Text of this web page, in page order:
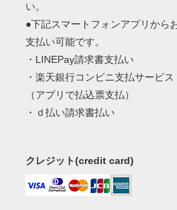
い。
●下記スマートフォンアプリから
支払い可能です。
・LINEPay請求書支払い
・楽天銀行コンビニ支払サービス
（アプリで払込票支払）
・ｄ払い請求書払い
クレジット(credit card)